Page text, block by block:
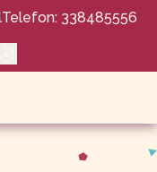
Telefon: 338485556